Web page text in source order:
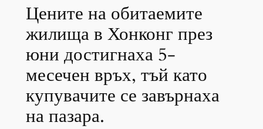
Цените на обитаемите
жилища в Хонконг през
юни достигнаха 5-
месечен връх, тъй като
купувачите се завърнаха
на пазара.